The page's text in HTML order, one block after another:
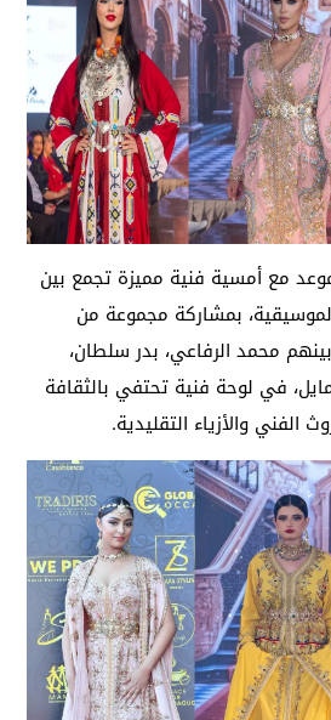
مع أمسية فنية مميزة تجمع بين
بمشاركة مجموعة من
محمد الرفاعي، بدر سلطان،
في لوحة فنية تحتفي بالثقافة
الفني والأزياء التقليدية.